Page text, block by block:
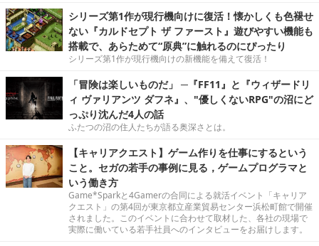
シリーズ第1作が現行機向けに復活！懐かしくも色褪せ
ない『カルドセプト ザ ファースト』遊びやすい機能も
搭載で、あらためて“原典”に触れるのにぴったり
シリーズ第1作が現行機向けの新機能を備えて復活！
「冒険は楽しいものだ」 ─『FF11』と『ウィザードリ
ィ ヴァリアンツ ダフネ』、"優しくないRPG"の沼にど
っぷり沈んだ4人の話
ふたつの沼の住人たちが語る奥深さとは。
【キャリアクエスト】ゲーム作りを仕事にするという
こと。セガの若手の事例に見る，ゲームプログラマと
いう働き方
Game*Sparkと4Gamerの合同による就活イベント「キャリア
クエスト」の第4回が東京都立産業貿易センター浜松町館で開催
されました。このイベントに合わせて取材した、各社の現場で
実際に働いている若手社員へのインタビューをお届けします。